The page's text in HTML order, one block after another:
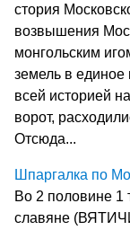
стория
возвышения
монгольским
земель в единое
всей историей
ворот,
Отсюда...
Шпаргалка по
Во 2 половине 1
славяне